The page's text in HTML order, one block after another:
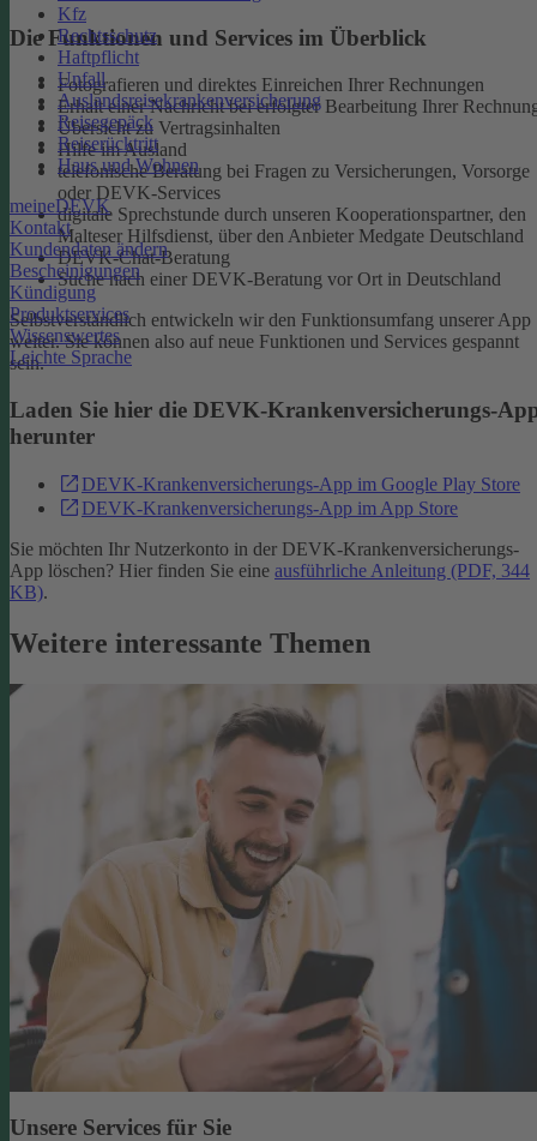
Kfz
Rechtsschutz
Haftpflicht
Unfall
Auslandsreisekrankenversicherung
Reisegepäck
Reiserücktritt
Haus und Wohnen
meineDEVK
Kontakt
Kundendaten ändern
Bescheinigungen
Kündigung
Produktservices
Wissenswertes
Leichte Sprache
Die Funktionen und Services im Überblick
Fotografieren und direktes Einreichen Ihrer Rechnungen
Erhalt einer Nachricht bei erfolgter Bearbeitung Ihrer
Übersicht zu Vertragsinhalten
Hilfe im Ausland
telefonische Beratung bei Fragen zu Versicherungen, Vorsorge
oder DEVK-Services
digitale Sprechstunde durch unseren Kooperationspartner, den
Malteser Hilfsdienst, über den Anbieter Medgate Deutschland
DEVK-Chat-Beratung
Suche nach einer DEVK-Beratung vor Ort in Deutschland
Selbstverständlich entwickeln wir den Funktionsumfang unserer App
weiter. Sie können also auf neue Funktionen und Services gespannt
sein.
Laden Sie hier die DEVK-Krankenversicherungs-
herunter
DEVK-Krankenversicherungs-App im Google Play Store
DEVK-Krankenversicherungs-App im App Store
Sie möchten Ihr Nutzerkonto in der DEVK-Krankenversicherungs-
App löschen? Hier finden Sie eine ausführliche Anleitung (PDF, 344
KB).
Weitere interessante Themen
Unsere Services für Sie